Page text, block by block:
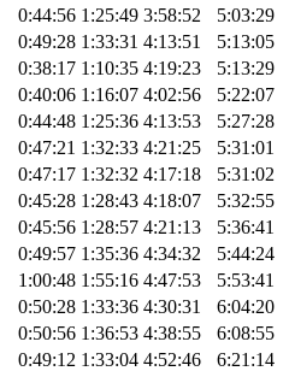
0:44:56 1:25:49 3:58:52 5:03:29
0:49:28 1:33:31 4:13:51 5:13:05
0:38:17 1:10:35 4:19:23 5:13:29
0:40:06 1:16:07 4:02:56 5:22:07
0:44:48 1:25:36 4:13:53 5:27:28
0:47:21 1:32:33 4:21:25 5:31:01
0:47:17 1:32:32 4:17:18 5:31:02
0:45:28 1:28:43 4:18:07 5:32:55
0:45:56 1:28:57 4:21:13 5:36:41
0:49:57 1:35:36 4:34:32 5:44:24
1:00:48 1:55:16 4:47:53 5:53:41
0:50:28 1:33:36 4:30:31 6:04:20
0:50:56 1:36:53 4:38:55 6:08:55
0:49:12 1:33:04 4:52:46 6:21:14